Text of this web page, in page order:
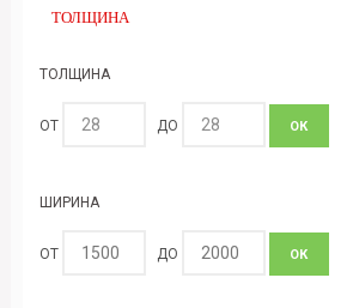
ТОЛЩИНА
ТОЛЩИНА
ОТ ДО ОК
ШИРИНА
ОТ ДО ОК